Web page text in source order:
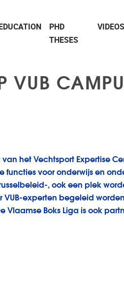
PHD
THESES
VIDEOS
VUB
het Vechtsport Expertise
voor onderwijs en
, ook een plek
experten begeleid
Vlaamse Boks Liga is ook